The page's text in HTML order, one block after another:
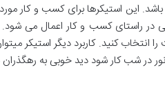
این استیکرها برای کسب و کار
در راستای کسب و کار اعمال می
کنید. کاربرد دیگر استیکر
در شب کار شود دید خوبی به